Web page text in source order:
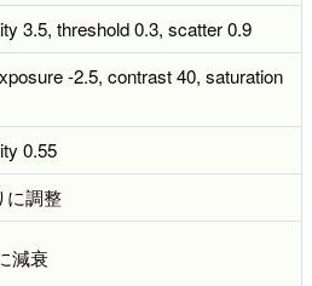
3.5, threshold 0.3, scatter 0.9
-2.5, contrast 40, saturation
0.55
に調整
減衰